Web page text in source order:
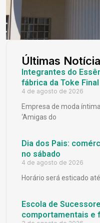
Últimas
Integrantes do
fábrica da Toke Final
4 de agosto de 2026
Empresa de moda
‘Amigas do
Dia dos Pais:
no sábado
4 de agosto de 2026
Horário será esticado
Escola de
comportamentais e